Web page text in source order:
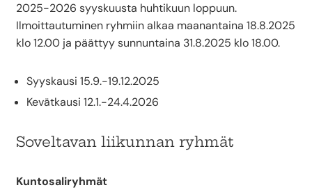
2025-2026 syyskuusta huhtikuun loppuun.
Ilmoittautuminen ryhmiin alkaa maanantaina 18.8.2025
klo 12.00 ja päättyy sunnuntaina 31.8.2025 klo 18.00.
Syyskausi 15.9.-19.12.2025
Kevätkausi 12.1.-24.4.2026
Soveltavan liikunnan ryhmät
Kuntosaliryhmät